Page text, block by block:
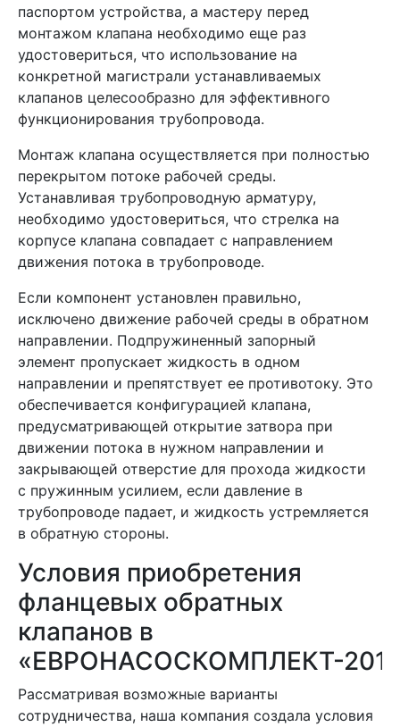
паспортом устройства, а мастеру перед
монтажом клапана необходимо еще раз
удостовериться, что использование на
конкретной магистрали устанавливаемых
клапанов целесообразно для эффективного
функционирования трубопровода.
Монтаж клапана осуществляется при полностью
перекрытом потоке рабочей среды.
Устанавливая трубопроводную арматуру,
необходимо удостовериться, что стрелка на
корпусе клапана совпадает с направлением
движения потока в трубопроводе.
Если компонент установлен правильно,
исключено движение рабочей среды в обратном
направлении. Подпружиненный запорный
элемент пропускает жидкость в одном
направлении и препятствует ее противотоку. Это
обеспечивается конфигурацией клапана,
предусматривающей открытие затвора при
движении потока в нужном направлении и
закрывающей отверстие для прохода жидкости
с пружинным усилием, если давление в
трубопроводе падает, и жидкость устремляется
в обратную стороны.
Условия приобретения
фланцевых обратных
клапанов в
«ЕВРОНАСОСКОМПЛЕКТ-
Рассматривая возможные варианты
сотрудничества, наша компания создала условия